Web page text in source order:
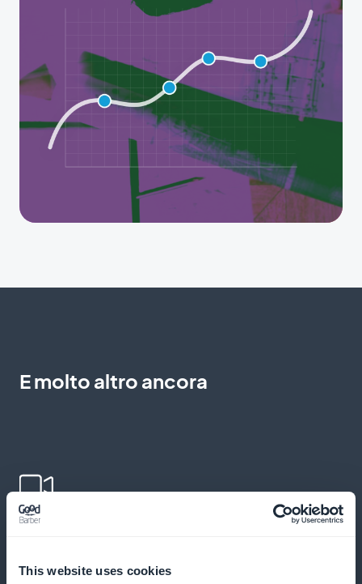
This website uses cookies
E molto altro ancora
Video didattici coinvolgenti
Integrare video esplicativi per illustrare i concetti e